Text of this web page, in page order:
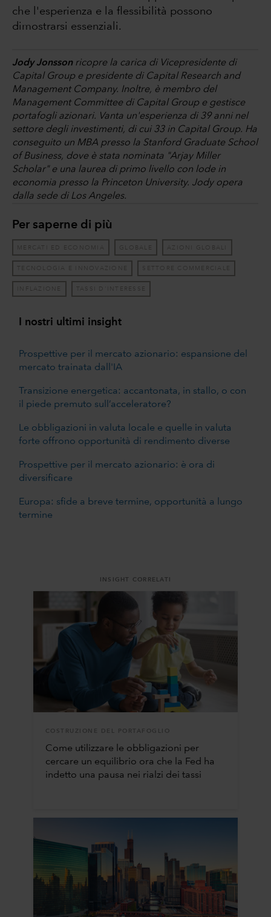
che l'esperienza e la flessibilità possono
dimostrarsi essenziali.
Jody Jonsson ricopre la carica di Vicepresidente di
Capital Group e presidente di Capital Research and
Management Company. Inoltre, è membro del
Management Committee di Capital Group e gestisce
portafogli azionari. Vanta un'esperienza di 39 anni nel
settore degli investimenti, di cui 33 in Capital Group. Ha
conseguito un MBA presso la Stanford Graduate School
of Business, dove è stata nominata "Arjay Miller
Scholar" e una laurea di primo livello con lode in
economia presso la Princeton University. Jody opera
dalla sede di Los Angeles.
Per saperne di più
MERCATI ED ECONOMIA GLOBALE AZIONI GLOBALI
TECNOLOGIA E INNOVAZIONE SETTORE COMMERCIALE
INFLAZIONE TASSI D'INTERESSE
I nostri ultimi insight
Prospettive per il mercato azionario: espansione del
mercato trainata dall'IA
Transizione energetica: accantonata, in stallo, o con
il piede premuto sull’acceleratore?
Le obbligazioni in valuta locale e quelle in valuta
forte offrono opportunità di rendimento diverse
Prospettive per il mercato azionario: è ora di
diversificare
Europa: sfide a breve termine, opportunità a lungo
termine
INSIGHT CORRELATI
COSTRUZIONE DEL PORTAFOGLIO
Come utilizzare le obbligazioni per
cercare un equilibrio ora che la Fed ha
indetto una pausa nei rialzi dei tassi